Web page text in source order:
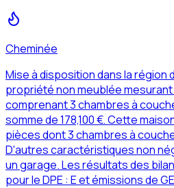
Cheminée
Mise à disposition dans la région
propriété non meublée mesurant
comprenant 3 chambres à
somme de 178,100 €. Cette
pièces dont 3 chambres à
D'autres caractéristiques non
un garage. Les résultats des
pour le DPE : E et émissions de